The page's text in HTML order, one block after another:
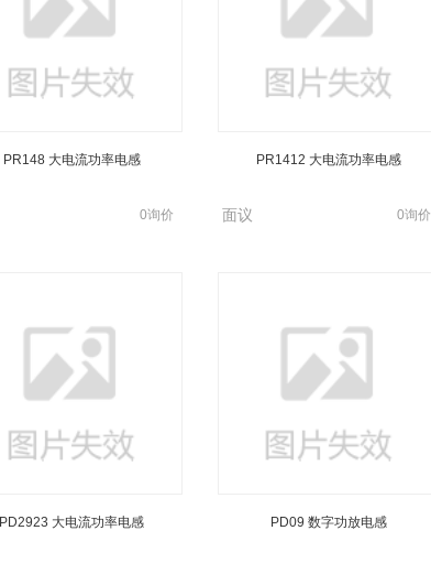
PR148 大电流功率电感
0询价
PR1412 大电流功率电感
面议 0询价
PD2923 大电流功率电感 PD09 数字功放电感